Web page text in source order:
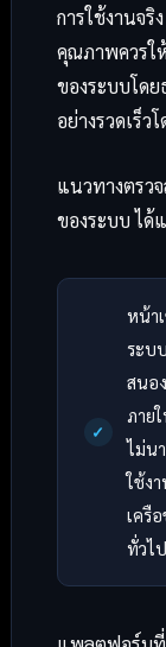
การใช้งานจริ
คุณภาพควรใ
ของระบบโด
อย่างรวดเร็
แนวทางตรว
ของระบบ ได้
หน้า
ระบ
สนอง
ภายใ
ไม่น
ใช้ง
เครือ
ทั่วไป